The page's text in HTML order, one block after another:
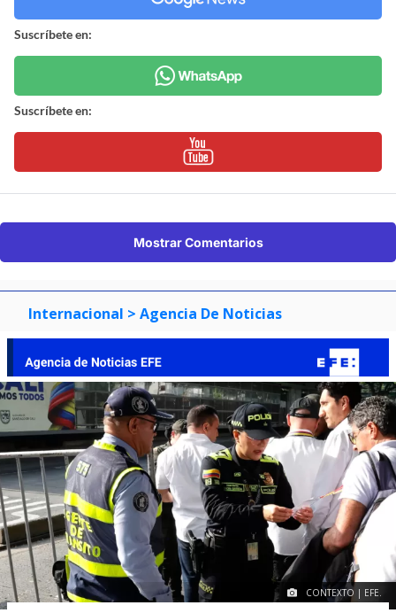
Suscríbete en:
Suscríbete en:
Mostrar Comentarios
Internacional > Agencia De Noticias
CONTEXTO | EFE.